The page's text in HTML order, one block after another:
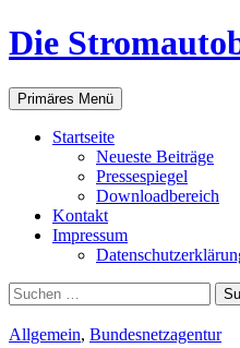
Zum
Inhalt
Die
Suchen
Primäres Menü
Start­sei­te
Neu­es­te Beiträge
Pres­se­spie­gel
Down­load­be­reich
Kon­takt
Impres­sum
Suchen
nach:
Allgemein, Bundesnetzagentur